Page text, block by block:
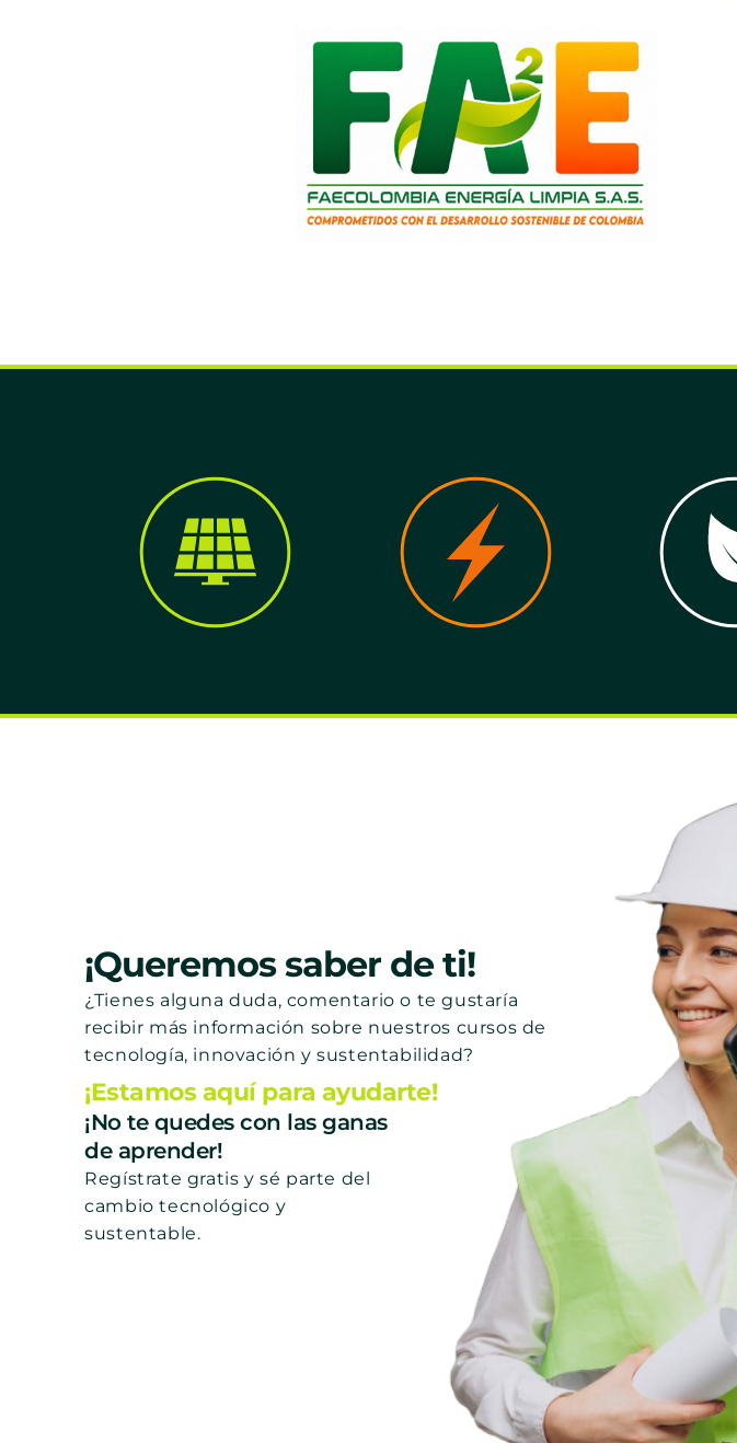
¡Queremos saber de ti!
¿Tienes alguna duda, comentario o te gustaría
recibir más información sobre nuestros cursos de
tecnología, innovación y sustentabilidad?
¡Estamos aquí para ayudarte!
¡No te quedes con las ganas
de aprender!
Regístrate gratis y sé parte del
cambio tecnológico y
sustentable.